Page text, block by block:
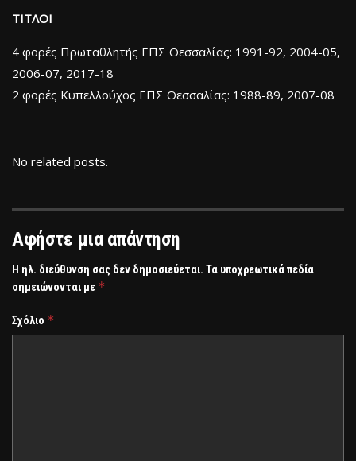
ΤΙΤΛΟΙ
4 φορές Πρωταθλητής ΕΠΣ Θεσσαλίας: 1991-92, 2004-05,
2006-07, 2017-18
2 φορές Κυπελλούχος ΕΠΣ Θεσσαλίας: 1988-89, 2007-08
No related posts.
Αφήστε μια απάντηση
Η ηλ. διεύθυνση σας δεν δημοσιεύεται. Τα υποχρεωτικά πεδία
σημειώνονται με *
Σχόλιο *